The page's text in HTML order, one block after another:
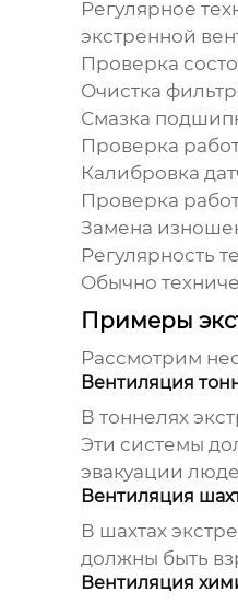
Регулярное
экстренной
Проверка
Очистка
Смазка
Проверка
Калибровка
Проверка
Замена
Регулярность
Обычно
Примеры
Рассмотрим
Вентиляция
В тоннелях
Эти системы
эвакуации
Вентиляция
В шахтах
должны быть
Вентиляция